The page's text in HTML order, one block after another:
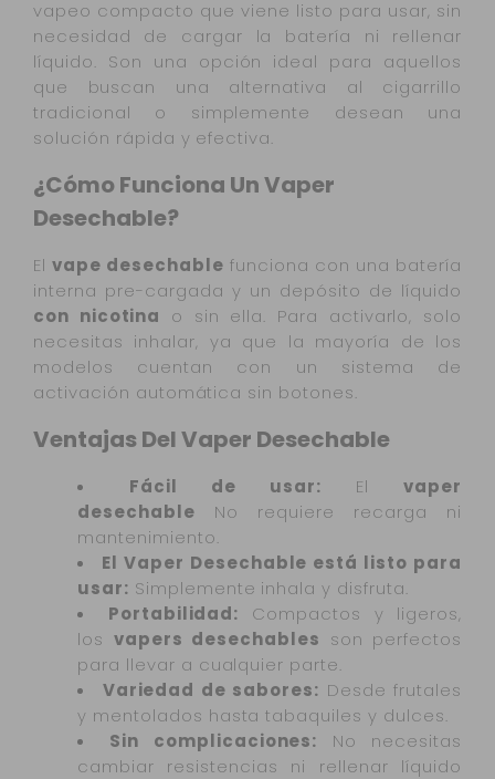
vapeo compacto que viene listo para usar, sin
necesidad de cargar la batería ni rellenar
líquido. Son una opción ideal para aquellos
que buscan una alternativa al cigarrillo
tradicional o simplemente desean una
solución rápida y efectiva.
¿Cómo Funciona Un Vaper
Desechable?
Elvape desechable funciona con una batería
interna pre-cargada y un depósito de líquido
con nicotina
o sin ella. Para activarlo, solo
necesitas inhalar, ya que la mayoría de los
modelos cuentan con un sistema de
activación automática sin botones.
Ventajas Del Vaper Desechable
Fácil de usar: Elvaper
desechable No requiere recarga ni
mantenimiento.
El Vaper Desechable está listo para
usar: Simplemente inhala y disfruta.
Portabilidad: Compactos y ligeros,
los vapers desechables son perfectos
para llevar a cualquier parte.
Variedad de sabores: Desde frutales
y mentolados hasta tabaquiles y dulces.
Sin complicaciones: No necesitas
cambiar resistencias ni rellenar líquido